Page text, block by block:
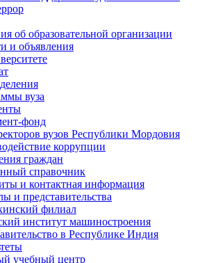
об образовательной организации
и объявления
вуза
фонд
вузов Республики Мордовия
коррупции
граждан
справочник
и контактная информация
и представительства
филиал
институт машиностроения
в Республике Индия
учебный центр